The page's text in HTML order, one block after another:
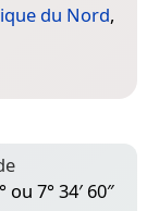
du Nord,
ou 7° 34′ 60″